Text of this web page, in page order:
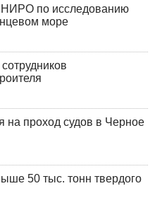
по исследованию
море
на проход судов в Черное
50 тыс. тонн твердого